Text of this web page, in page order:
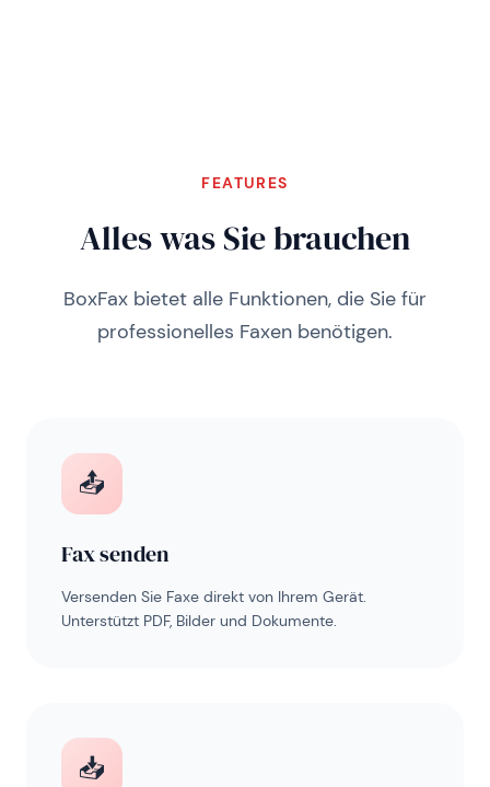
FEATURES
Alles was Sie brauchen
BoxFax bietet alle Funktionen, die Sie für
professionelles Faxen benötigen.
📤
Fax senden
Versenden Sie Faxe direkt von Ihrem Gerät.
Unterstützt PDF, Bilder und Dokumente.
📥